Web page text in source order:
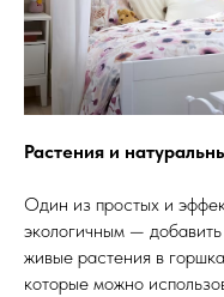
Растения и
Один из простых и
экологичным —
живые растения в
которые можно